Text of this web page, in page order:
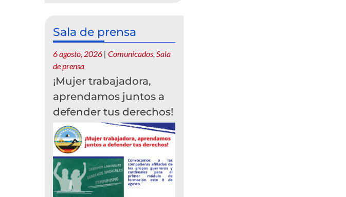
Sala de prensa
6 agosto, 2026 | Comunicados, Sala
de prensa
¡Mujer trabajadora,
aprendamos juntos a
defender tus derechos!